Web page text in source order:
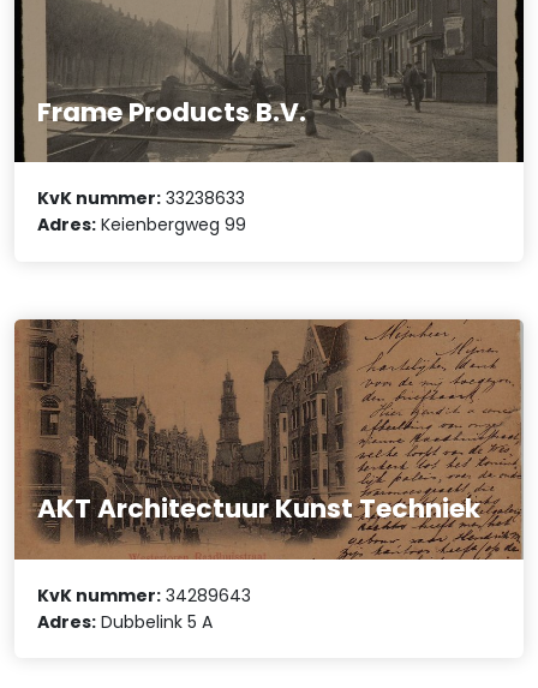
Frame Products B.V.
KvK nummer: 33238633
Adres: Keienbergweg 99
AKT Architectuur Kunst Techniek
KvK nummer: 34289643
Adres: Dubbelink 5 A